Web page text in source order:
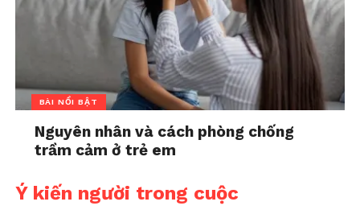
BÀI NỔI BẬT
Nguyên nhân và cách phòng chống
trầm cảm ở trẻ em
Ý kiến người trong cuộc